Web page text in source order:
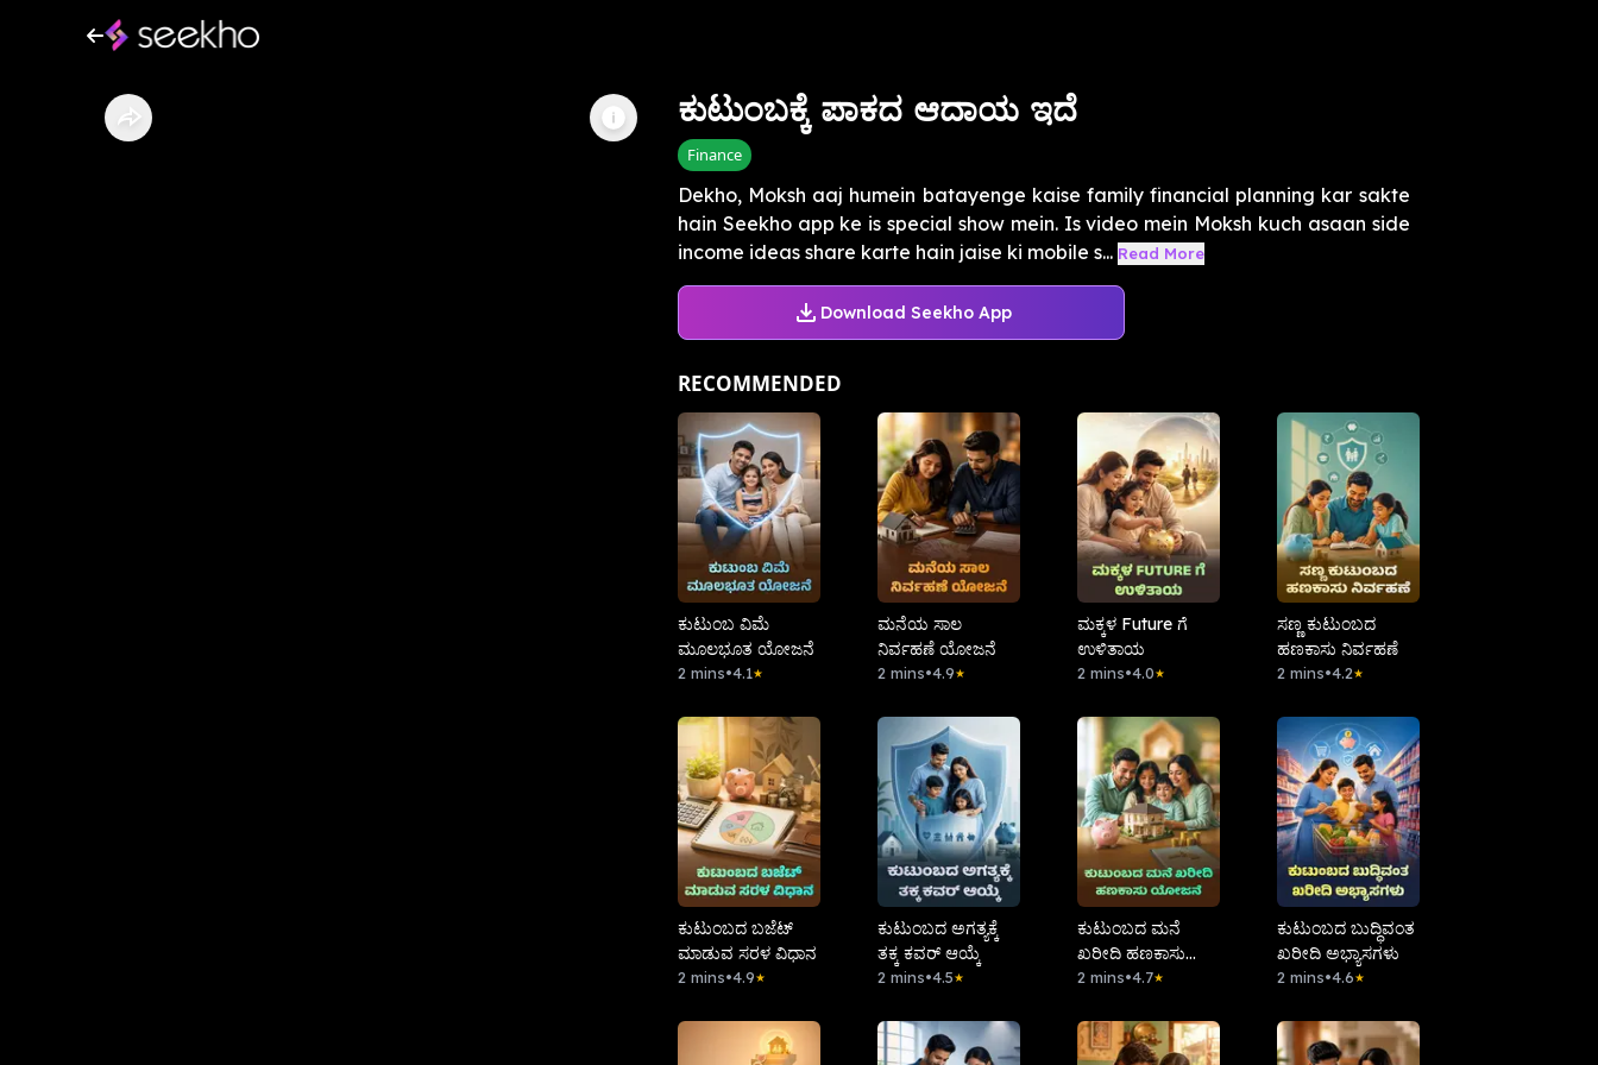
ಕುಟುಂಬಕ್ಕೆ ಪಾಕದ ಆದಾಯ ಇದೆ
Finance
Dekho, Moksh aaj humein batayenge kaise family financial planning kar sakte
hain Seekho app ke is special show mein. Is video mein Moksh kuch asaan side
income ideas share karte hain jaise ki mobile s... Read More
Download Seekho App
RECOMMENDED
ಕುಟುಂಬ ವಿಮೆ
ಮೂಲಭೂತ ಯೋಜನೆ
2 mins•4.1★
ಮನೆಯ ಸಾಲ
ನಿರ್ವಹಣೆ ಯೋಜನೆ
2 mins•4.9★
ಮಕ್ಕಳ Future ಗೆ
ಉಳಿತಾಯ
2 mins•4.0★
ಸಣ್ಣ ಕುಟುಂಬದ
ಹಣಕಾಸು ನಿರ್ವಹಣೆ
2 mins•4.2★
ಕುಟುಂಬದ ಬಜೆಟ್
ಮಾಡುವ ಸರಳ ವಿಧಾನ
2 mins•4.9★
ಕುಟುಂಬದ ಅಗತ್ಯಕ್ಕೆ
ತಕ್ಕ ಕವರ್ ಆಯ್ಕೆ
2 mins•4.5★
ಕುಟುಂಬದ ಮನೆ
ಖರೀದಿ ಹಣಕಾಸು
ಯೋಜನೆ
2 mins•4.7★
ಕುಟುಂಬದ ಬುದ್ಧಿವಂತ
ಖರೀದಿ ಅಭ್ಯಾಸಗಳು
2 mins•4.6★